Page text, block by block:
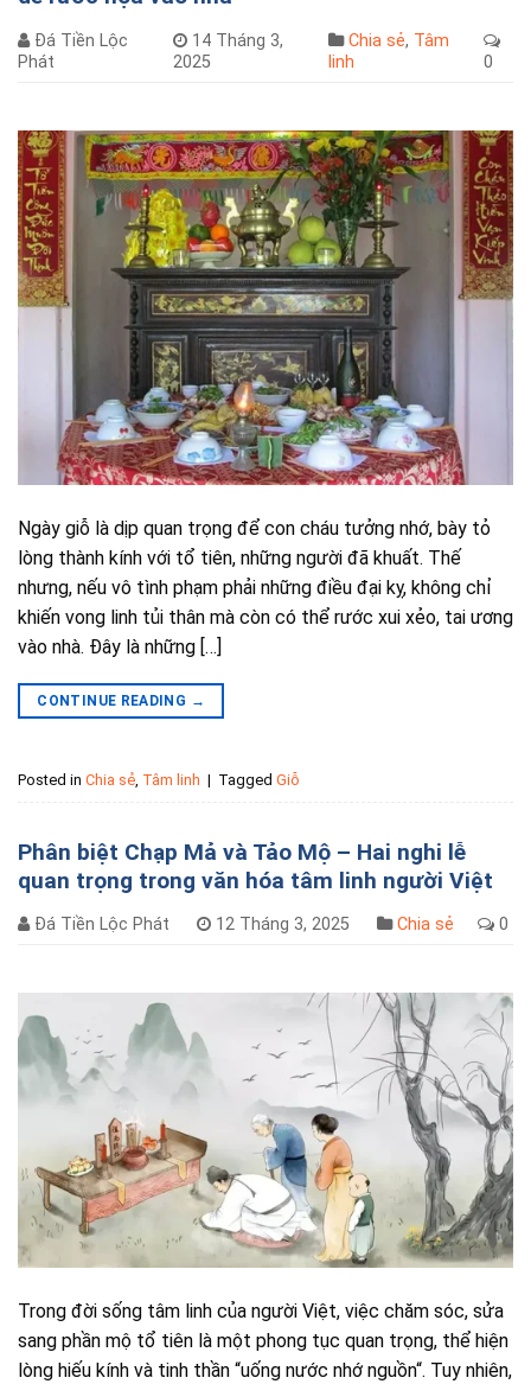
Đá Tiền Lộc
Phát
14 Tháng 3,
2025
Chia sẻ, Tâm
linh
0
Ngày giỗ là dịp quan trọng để con cháu tưởng nhớ, bày tỏ
lòng thành kính với tổ tiên, những người đã khuất. Thế
nhưng, nếu vô tình phạm phải những điều đại kỵ, không chỉ
khiến vong linh tủi thân mà còn có thể rước xui xẻo, tai ương
vào nhà. Đây là những […]
CONTINUE READING →
Posted in Chia sẻ, Tâm linh | Tagged Giỗ
Phân biệt Chạp Mả và Tảo Mộ – Hai nghi lễ
quan trọng trong văn hóa tâm linh người Việt
Đá Tiền Lộc Phát 12 Tháng 3, 2025 Chia sẻ 0
Trong đời sống tâm linh của người Việt, việc chăm sóc, sửa
sang phần mộ tổ tiên là một phong tục quan trọng, thể hiện
lòng hiếu kính và tinh thần “uống nước nhớ nguồn“. Tuy nhiên,